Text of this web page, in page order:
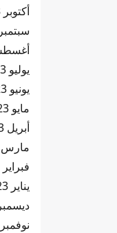
أكتوبر 2023
سبتمبر 2023
أغسطس
يوليو 2023
يونيو 2023
مايو 2023
أبريل 2023
مارس 2023
فبراير 2023
يناير 2023
ديسمبر 2022
نوفمبر 2022